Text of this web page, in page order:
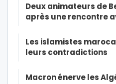
Deux animateurs de
après une rencontre
Les islamistes
leurs contradictions
Macron énerve les